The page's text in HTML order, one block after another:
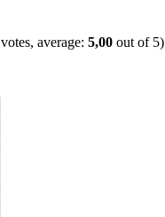
votes, average: 5,00 out of 5)